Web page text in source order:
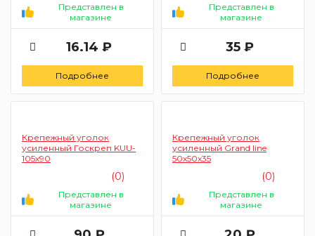
Представлен в
магазине
16.14 ₽
Подробнее
Представлен в
магазине
35 ₽
Подробнее
Крепежный уголок
усиленный Госкреп KUU-
105х90
(0)
Представлен в
магазине
Крепежный уголок
усиленный Grand line
50х50х35
(0)
Представлен в
магазине